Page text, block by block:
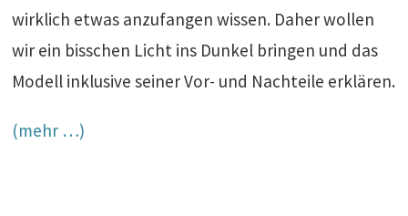
wirklich etwas anzufangen wissen. Daher wollen
wir ein bisschen Licht ins Dunkel bringen und das
Modell inklusive seiner Vor- und Nachteile erklären.
(mehr …)